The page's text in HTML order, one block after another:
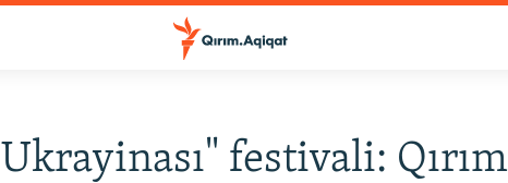
festivali: Qırım